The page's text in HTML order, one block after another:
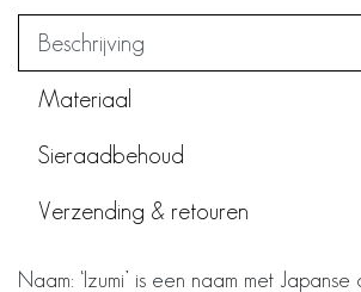
Beschrijving
Materiaal
Sieraadbehoud
Verzending & retouren
Naam: ‘Izumi’ is een naam met